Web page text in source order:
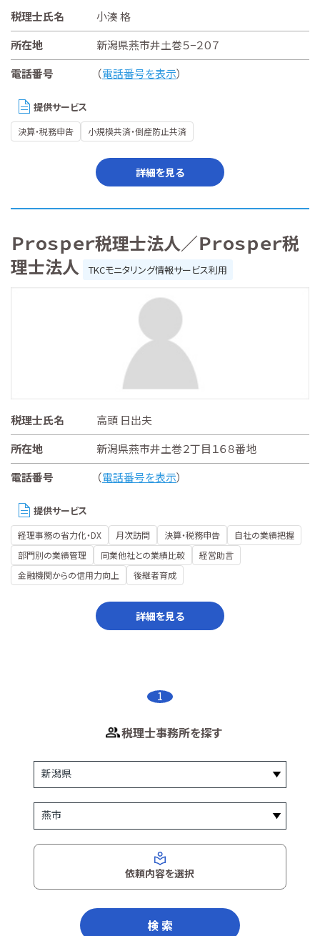
税理士氏名
小湊 格
所在地
新潟県燕市井土巻５−２０７
電話番号
（電話番号を表示）
提供サービス
決算・税務申告 小規模共済・倒産防止共済
詳細を見る
Ｐｒｏｓｐｅｒ税理士法人／Ｐｒｏｓｐｅｒ税
理士法人
TKCモニタリング情報サービス利用
税理士氏名
高頭 日出夫
所在地
新潟県燕市井土巻２丁目１６８番地
電話番号
（電話番号を表示）
提供サービス
経理事務の省力化・DX 月次訪問 決算・税務申告
自社の業績把握
部門別の業績管理
同業他社との業績比較
経営助言
金融機関からの信用力向上
後継者育成
詳細を見る
1
税理士事務所を探す
依頼内容を選択
検 索